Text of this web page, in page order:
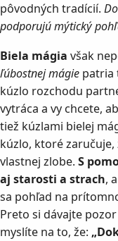
pôvodných tradícií.
podporujú mýtický
Biela mágia však
ľúbostnej mágie patria
kúzlo rozchodu
vytráca a vy chcete,
tiež kúzlami bielej
kúzlo, ktoré zaručuje,
vlastnej zlobe. S
aj starosti a strach,
sa pohľad na
Preto si dávajte
myslíte na to, že: